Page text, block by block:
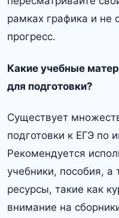
рамках графика и не
прогресс.
Какие учебные
для подготовки?
Существует
подготовки к ЕГЭ по
Рекомендуется
учебники, пособия, а
ресурсы, такие как
внимание на